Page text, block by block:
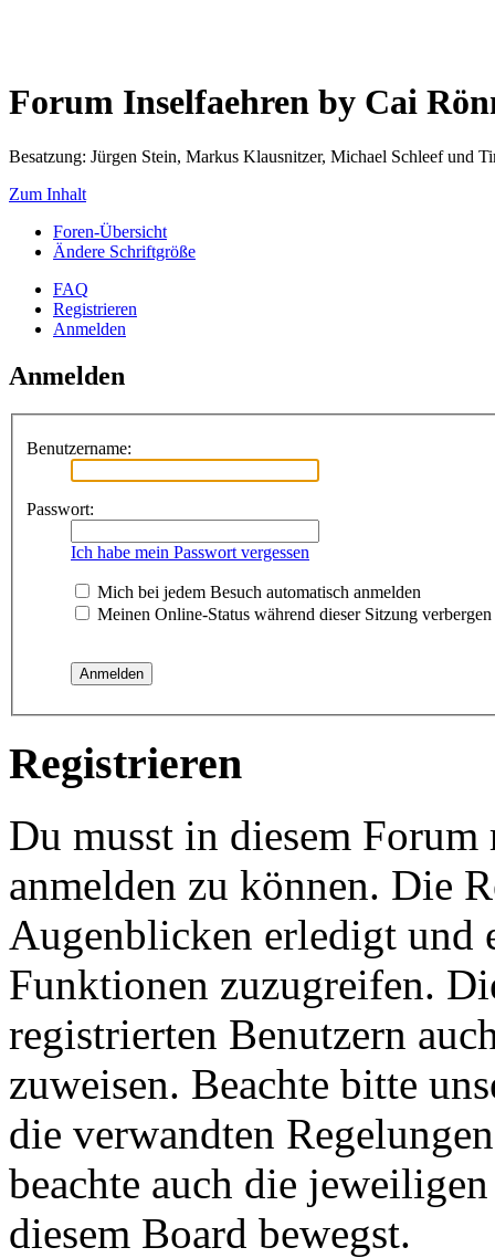
Forum Inselfaehren by Cai
Besatzung: Jürgen Stein, Markus Klausnitzer, Michael Schleef und
Zum Inhalt
Foren-Übersicht
Ändere Schriftgröße
FAQ
Registrieren
Anmelden
Anmelden
Benutzername:
Passwort:
Ich habe mein Passwort vergessen
Mich bei jedem Besuch automatisch anmelden
Meinen Online-Status während dieser Sitzung verbergen
Registrieren
Du musst in diesem
anmelden zu können. Die
Augenblicken erledigt und
Funktionen zuzugreifen.
registrierten Benutzern
zuweisen. Beachte bitte
die verwandten
beachte auch die
diesem Board bewegst.